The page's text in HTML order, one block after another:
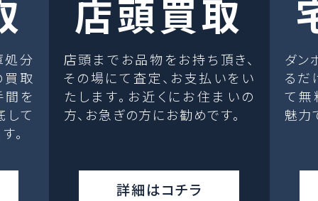
処分
取
間を
して
。
店頭買取
店頭までお品物をお持ち頂き、
その場にて査定、お支払いをい
たします。お近くにお住まいの
方、お急ぎの方にお勧めです。
詳細はコチラ
ダン
るだ
て無
魅力